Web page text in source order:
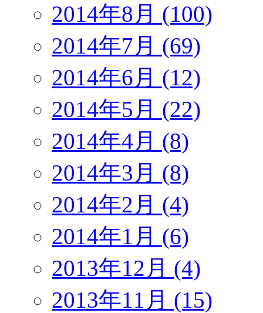
2014年8月 (100)
2014年7月 (69)
2014年6月 (12)
2014年5月 (22)
2014年4月 (8)
2014年3月 (8)
2014年2月 (4)
2014年1月 (6)
2013年12月 (4)
2013年11月 (15)